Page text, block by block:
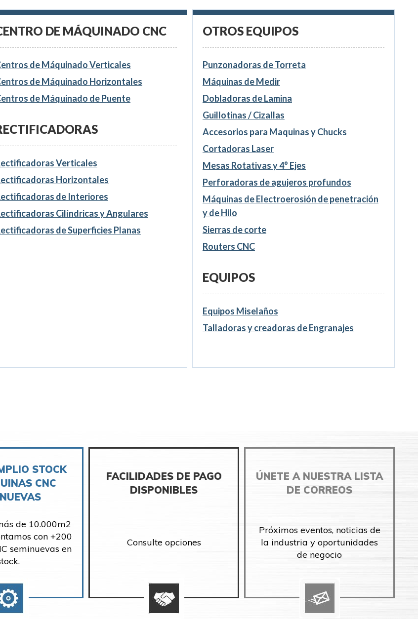
DE MÁQUINADO CNC
de Máquinado Verticales
de Máquinado Horizontales
de Máquinado de Puente
Verticales
Horizontales
de Interiores
Cilíndricas y Angulares
de Superficies Planas
OTROS EQUIPOS
Punzonadoras de Torreta
Máquinas de Medir
Dobladoras de Lamina
Guillotinas / Cizallas
Accesorios para Maquinas y Chucks
Cortadoras Laser
Mesas Rotativas y 4° Ejes
Perforadoras de agujeros profundos
Máquinas de Electroerosión de penetración
y de Hilo
Sierras de corte
Routers CNC
EQUIPOS
Equipos Miselaños
Talladoras y creadoras de Engranajes
STOCK
CNC
de 10.000m2
con +200
seminuevas en
FACILIDADES DE PAGO
DISPONIBLES
Consulte opciones
ÚNETE A NUESTRA LISTA
DE CORREOS
Próximos eventos, noticias de
la industria y oportunidades
de negocio